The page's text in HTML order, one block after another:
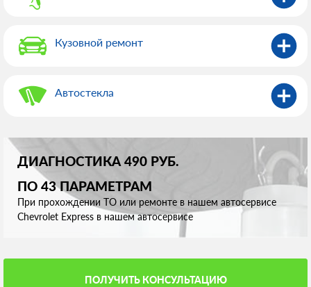
Кузовной ремонт
Автостекла
ДИАГНОСТИКА 490 РУБ.
ПО 43 ПАРАМЕТРАМ
При прохождении ТО или ремонте в нашем автосервисе
Chevrolet Express в нашем автосервисе
ПОЛУЧИТЬ КОНСУЛЬТАЦИЮ